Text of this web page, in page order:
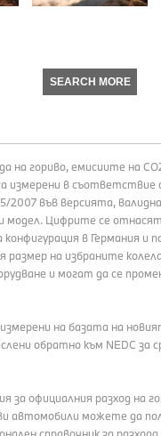
SEARCH MORE
на гориво, емисиите на
измерени в съответствие
2007 във версията,
модел. Цифрите се
конфигурация в Германия и
размер на избраните
и могат да се
на базата на
обратно към NEDC за
за официалния разход на
автомобили можете да